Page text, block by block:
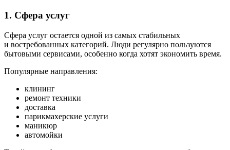
1. Сфера услуг
Сфера услуг остается одной из самых стабильных
и востребованных категорий. Люди регулярно пользуются
бытовыми сервисами, особенно когда хотят экономить время.
Популярные направления:
клининг
ремонт техники
доставка
парикмахерские услуги
маникюр
автомойки